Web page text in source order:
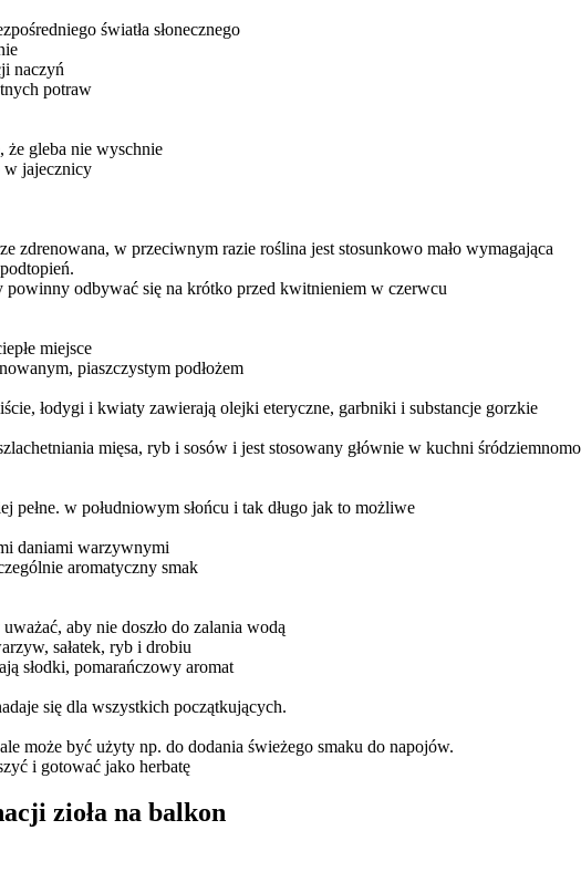
światła słonecznego
naczyń
potraw
gleba nie wyschnie
w jajecznicy
zdrenowana, w przeciwnym razie roślina jest stosunkowo mało wymagająca
powinny odbywać się na krótko przed kwitnieniem w czerwcu
miejsce
piaszczystym podłożem
łodygi i kwiaty zawierają olejki eteryczne, garbniki i substancje gorzkie
mięsa, ryb i sosów i jest stosowany głównie w kuchni
pełne. w południowym słońcu i tak długo jak to możliwe
daniami warzywnymi
aromatyczny smak
aby nie doszło do zalania wodą
sałatek, ryb i drobiu
słodki, pomarańczowy aromat
się dla wszystkich początkujących.
może być użyty np. do dodania świeżego smaku do napojów.
i gotować jako herbatę
zioła na balkon